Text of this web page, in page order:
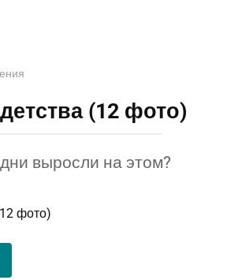
(12 фото)
выросли на этом?